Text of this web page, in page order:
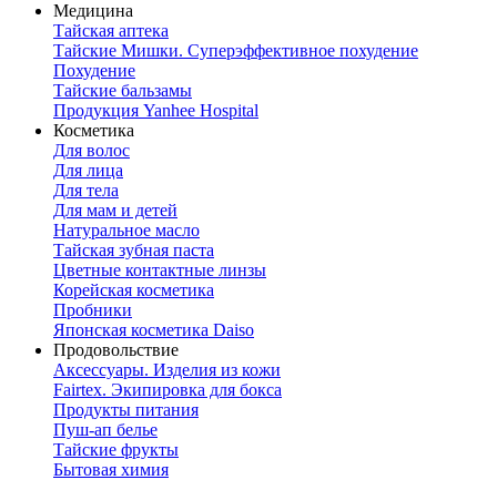
Медицина
Тайская аптека
Тайские Мишки. Суперэффективное похудение
Похудение
Тайские бальзамы
Продукция Yanhee Hospital
Косметика
Для волос
Для лица
Для тела
Для мам и детей
Натуральное масло
Тайская зубная паста
Цветные контактные линзы
Корейская косметика
Пробники
Японская косметика Daiso
Продовольствие
Аксессуары. Изделия из кожи
Fairtex. Экипировка для бокса
Продукты питания
Пуш-ап белье
Тайские фрукты
Бытовая химия